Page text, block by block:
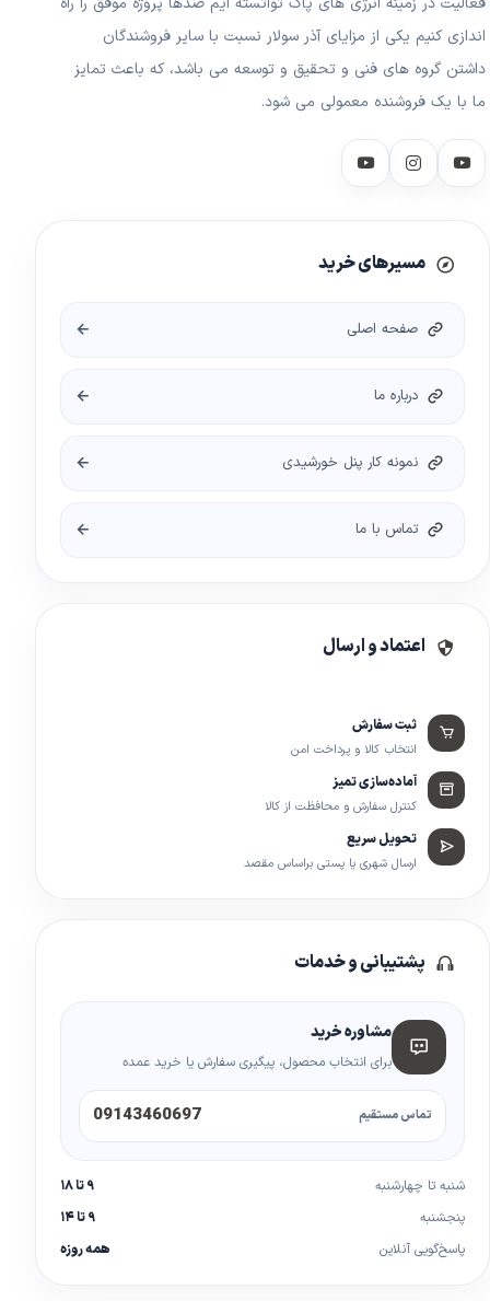
اندازی کنیم یکی از مزایای آذر سولار نسبت با سایر فروشندگان
داشتن گروه های فنی و تحقیق و توسعه می باشد، که باعث تمایز
ما با یک فروشنده معمولی می شود.
مسیرهای خرید
صفحه اصلی
درباره ما
نمونه کار پنل خورشیدی
تماس با ما
اعتماد و ارسال
ثبت سفارش
انتخاب کالا و پرداخت امن
آماده‌سازی تمیز
کنترل سفارش و محافظت از کالا
تحویل سریع
ارسال شهری یا پستی براساس مقصد
پشتیبانی و خدمات
مشاوره خرید
برای انتخاب محصول، پیگیری سفارش یا خرید عمده
تماس مستقیم 09143460697
شنبه تا چهارشنبه
۹ تا ۱۸
پنجشنبه
۹ تا ۱۴
پاسخ‌گویی آنلاین
همه روزه